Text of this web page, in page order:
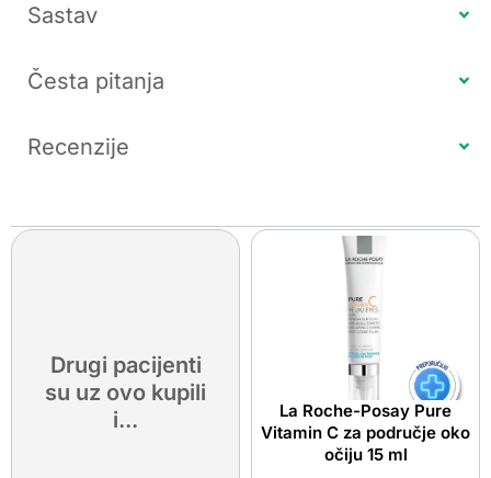
Sastav
Česta pitanja
Recenzije
Drugi pacijenti
su uz ovo kupili
i...
La Roche-Posay Pure
Vitamin C za područje oko
očiju 15 ml